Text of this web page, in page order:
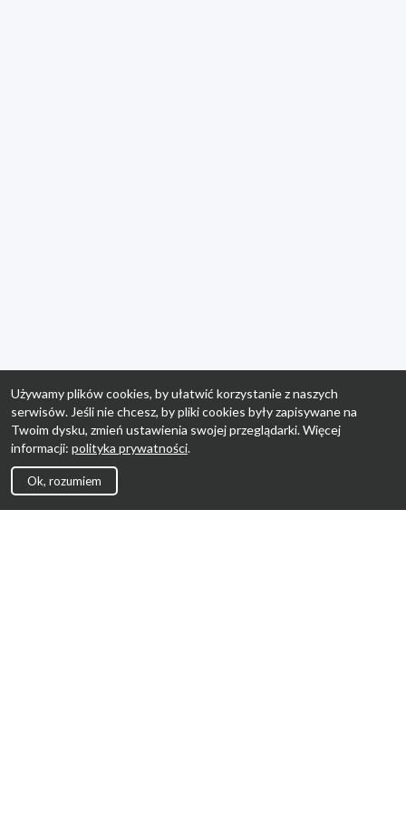
Używamy plików cookies, by ułatwić korzystanie z naszych
serwisów. Jeśli nie chcesz, by pliki cookies były zapisywane na
Twoim dysku, zmień ustawienia swojej przeglądarki. Więcej
informacji: polityka prywatności.
Ok, rozumiem